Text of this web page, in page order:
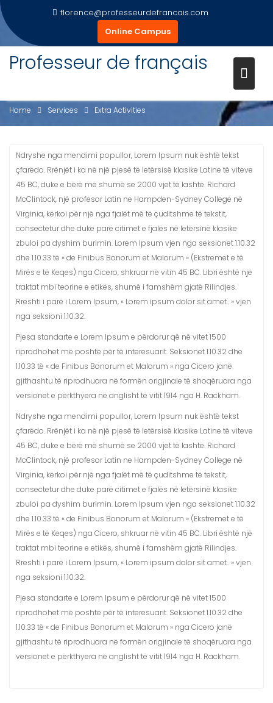
Skip
to
content
florence@professeurdefrancais.com
Online Campus
Professeur de français
Home Services Extra Activities
Ndryshe nga mendimi popullor, Lorem Ipsum nuk është tekst
çfarëdo. Rrënjët i ka në një pjesë të letërsisë klasike Latine të viteve
45 BC, duke e bërë më shumë se 2000 vjet të lashtë. Richard
McClintock, një profesor Latin ne Hampden-Sydney College në
Virginia, kërkoi për një nga fjalët më të çuditshme të tekstit,
consectetur dhe duke parë citimet e fjalës në letërsinë klasike
zbuloi pa dyshim burimin. Lorem Ipsum vjen nga seksionet 1.10.32
dhe 1.10.33 të « de Finibus Bonorum et Malorum » (Ekstremet e të
Mirës e të Keqes) nga Cicero, shkruar në vitin 45 BC. Libri është një
traktat mbi teorine e etikës, shumë i famshëm gjatë Rilindjes.
Rreshti i parë i Lorem Ipsum, « Lorem ipsum dolor sit amet.. » vjen
nga seksioni 1.10.32.
Pjesa standarte e Lorem Ipsum e përdorur që në vitet 1500
riprodhohet më poshtë për të interesuarit. Seksionet 1.10.32 dhe
1.10.33 të « de Finibus Bonorum et Malorum » nga Cicero janë
gjithashtu të riprodhuara në formën origjinale të shoqëruara nga
versionet e përkthyera në anglisht të vitit 1914 nga H. Rackham.
Ndryshe nga mendimi popullor, Lorem Ipsum nuk është tekst
çfarëdo. Rrënjët i ka në një pjesë të letërsisë klasike Latine të viteve
45 BC, duke e bërë më shumë se 2000 vjet të lashtë. Richard
McClintock, një profesor Latin ne Hampden-Sydney College në
Virginia, kërkoi për një nga fjalët më të çuditshme të tekstit,
consectetur dhe duke parë citimet e fjalës në letërsinë klasike
zbuloi pa dyshim burimin. Lorem Ipsum vjen nga seksionet 1.10.32
dhe 1.10.33 të « de Finibus Bonorum et Malorum » (Ekstremet e të
Mirës e të Keqes) nga Cicero, shkruar në vitin 45 BC. Libri është një
traktat mbi teorine e etikës, shumë i famshëm gjatë Rilindjes.
Rreshti i parë i Lorem Ipsum, « Lorem ipsum dolor sit amet.. » vjen
nga seksioni 1.10.32.
Pjesa standarte e Lorem Ipsum e përdorur që në vitet 1500
riprodhohet më poshtë për të interesuarit. Seksionet 1.10.32 dhe
1.10.33 të « de Finibus Bonorum et Malorum » nga Cicero janë
gjithashtu të riprodhuara në formën origjinale të shoqëruara nga
versionet e përkthyera në anglisht të vitit 1914 nga H. Rackham.